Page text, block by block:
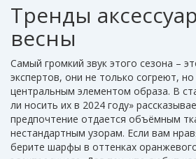
Тренды
весны
Самый громкий звук этого сезона –
экспертов, они не только согреют, но
центральным элементом образа. В
ли носить их в 2024 году»
предпочтение отдается объёмным
нестандартным узорам. Если вам
берите шарфы в оттенках